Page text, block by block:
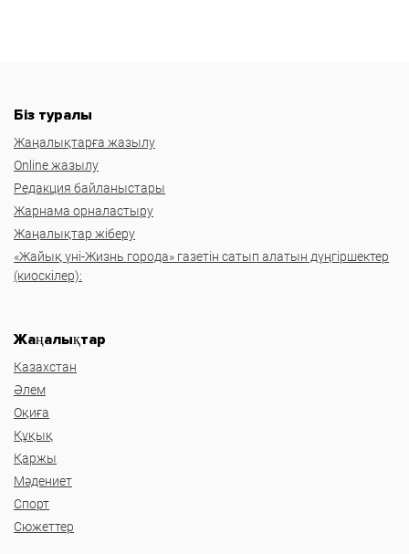
Біз туралы
Жаңалықтарға жазылу
Online жазылу
Редакция байланыстары
Жарнама орналастыру
Жаңалықтар жіберу
«Жайық үні-Жизнь города» газетін сатып алатын дүңгіршектер
(киоскілер):
Жаңалықтар
Казахстан
Әлем
Оқиға
Құқық
Қаржы
Мәдениет
Спорт
Сюжеттер